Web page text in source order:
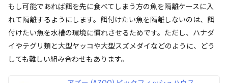
もし可能であれば餌を先に食べてしまう方の魚を隔離ケースに入
れて隔離するようにします。餌付けたい魚を隔離しないのは、餌
付けたい魚を水槽の環境に慣れさせるためです。ただし、ハナダ
イやテグリ類と大型ヤッコや大型スズメダイなどのように、どう
しても難しい組み合わせもあります。